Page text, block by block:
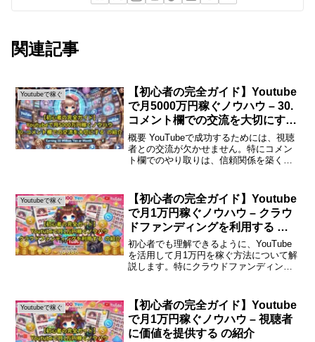
関連記事
Youtubeで稼ぐ
【初心者の完全ガイド】Youtube
で月5000万円稼ぐノウハウ – 30.
コメント欄での交流を大切にする
の紹介
概要 YouTubeで成功するためには、視聴
者との交流が欠かせません。特にコメン
ト欄でのやり取りは、信頼関係を築く重
詳しく解説します。コメント欄での交流
を大切にするYo...
Youtubeで稼ぐ
【初心者の完全ガイド】Youtube
で月1万円稼ぐノウハウ – クラウ
ドファンディングを利用する の
紹介
初心者でも理解できるように、YouTube
を活用して月1万円を稼ぐ方法について解
説します。特にクラウドファンディング
万円を稼ぐ方法YouTubeは今や多くの
人々...
Youtubeで稼ぐ
【初心者の完全ガイド】Youtube
で月1万円稼ぐノウハウ – 視聴者
に価値を提供する の紹介